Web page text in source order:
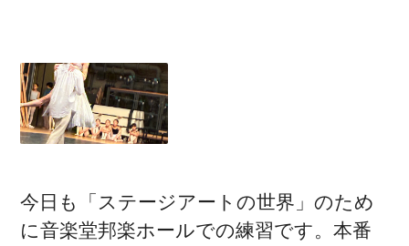
今日も「ステージアートの世界」のため
に音楽堂邦楽ホールでの練習です。本番